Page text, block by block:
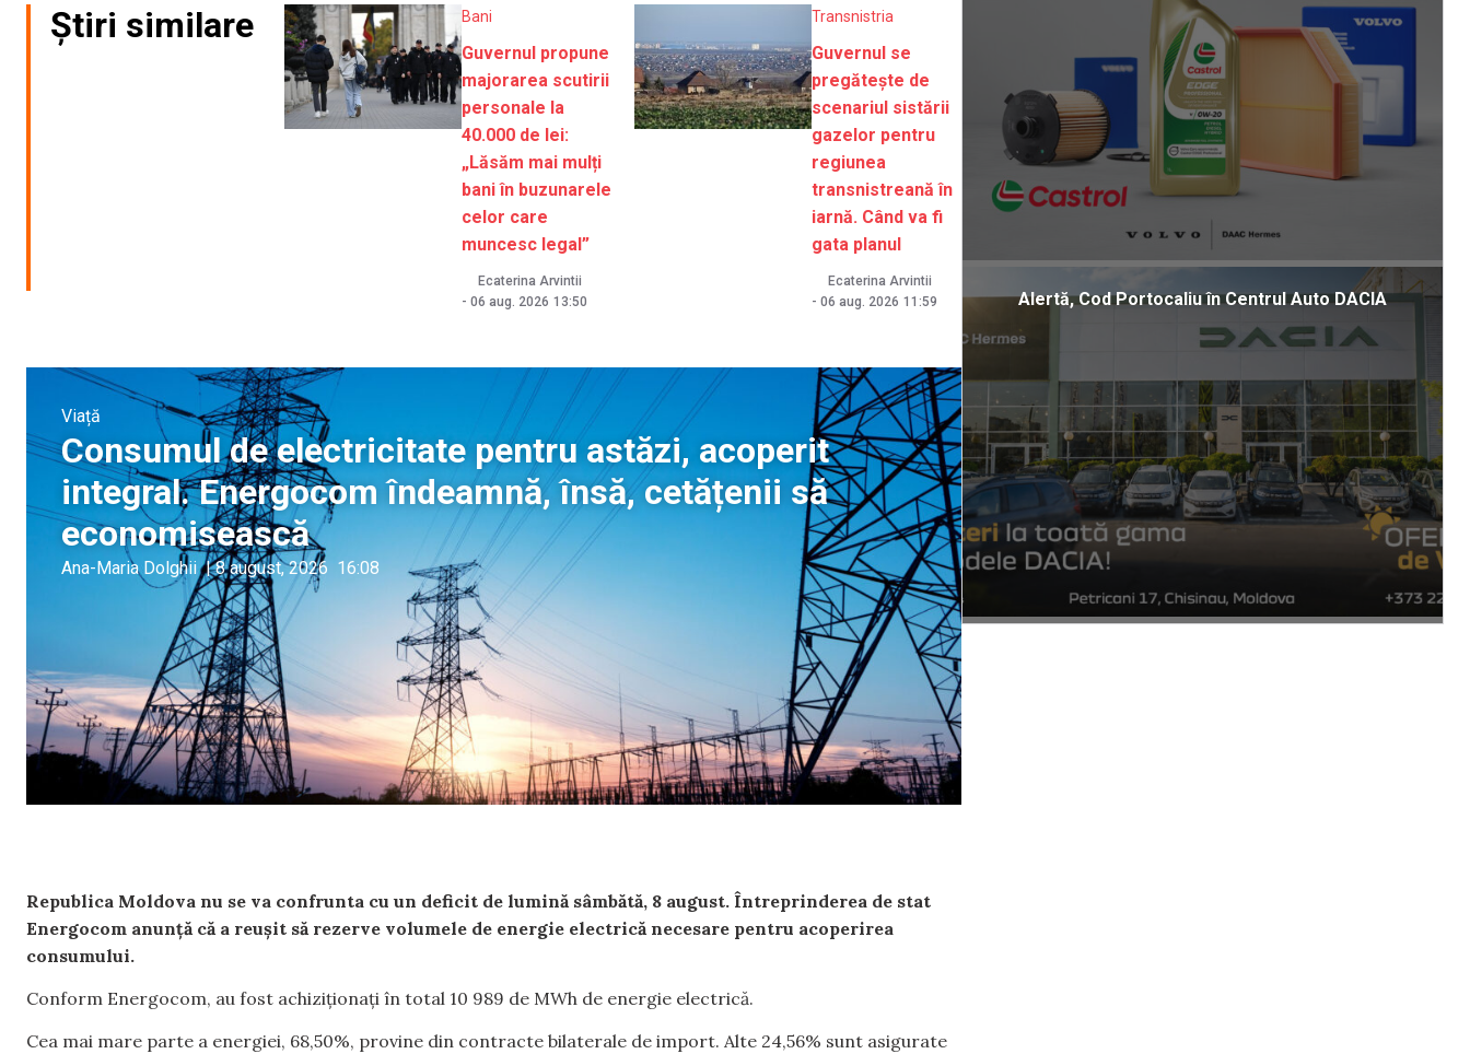
Știri similare Bani
Guvernul propune
majorarea scutirii
personale la
40.000 de lei:
„Lăsăm mai mulți
bani în buzunarele
celor care
muncesc legal”
Ecaterina Arvintii
- 06 aug. 2026 13:50
Transnistria
Guvernul se
pregătește de
scenariul sistării
gazelor pentru
regiunea
transnistreană în
iarnă. Când va fi
gata planul
Ecaterina Arvintii
- 06 aug. 2026 11:59
Viață
Consumul de electricitate pentru astăzi, acoperit
integral. Energocom îndeamnă, însă, cetățenii să
economisească
Ana-Maria Dolghii | 8 august, 2026 16:08
Republica Moldova nu se va confrunta cu un deficit de lumină sâmbătă, 8 august. Întreprinderea de stat
Energocom anunță că a reușit să rezerve volumele de energie electrică necesare pentru acoperirea
consumului.
Conform Energocom, au fost achiziționați în total 10 989 de MWh de energie electrică.
Cea mai mare parte a energiei, 68,50%, provine din contracte bilaterale de import. Alte 24,56% sunt asigurate
Alertă, Cod Portocaliu în Centrul Auto DACIA